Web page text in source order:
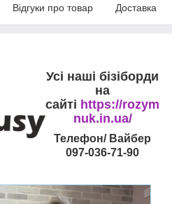
Відгуки про товар Доставка
Усі наші бізіборди
на
сайті https://rozym
nuk.in.ua/
Телефон/ Вайбер
097-036-71-90